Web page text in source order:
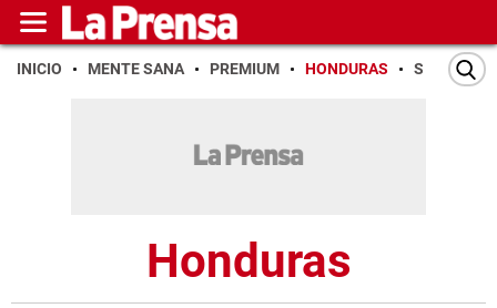
INICIO MENTE SANA PREMIUM HONDURAS SAN PEDRO
Honduras